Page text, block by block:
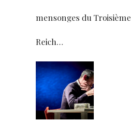
mensonges du Troisième
Reich…